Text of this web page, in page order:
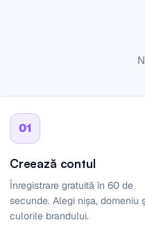
01
Creează contul
Înregistrare gratuită în 60 de
secunde. Alegi nișa, domeniu
culorile brandului.